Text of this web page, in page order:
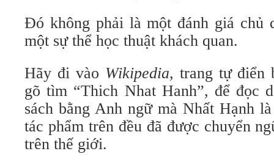
Đó không phải là một đánh giá chủ
một sự thể học thuật khách quan.
Hãy đi vào Wikipedia, trang tự điển
gõ tìm “Thich Nhat Hanh”, để đọc
sách bằng Anh ngữ mà Nhất Hạnh
tác phẩm trên đều đã được chuyển
trên thế giới.